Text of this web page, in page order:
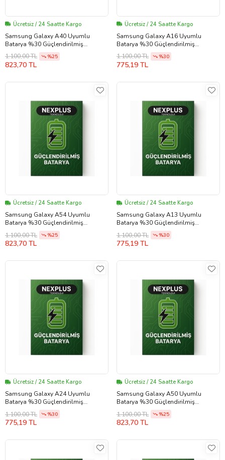
Ücretsiz / 24 Saatte Kargo
Samsung Galaxy A40 Uyumlu
Batarya %30 Güçlendirilmiş
(EBBA405ABE)
1.100,00 TL %25
823,70 TL
Ücretsiz / 24 Saatte Kargo
Samsung Galaxy A16 Uyumlu
Batarya %30 Güçlendirilmiş
(EBBA166ABY)
1.100,00 TL %30
775,19 TL
Ücretsiz / 24 Saatte Kargo
Samsung Galaxy A54 Uyumlu
Batarya %30 Güçlendirilmiş
(EBBA546ABY)
1.100,00 TL %25
823,70 TL
Ücretsiz / 24 Saatte Kargo
Samsung Galaxy A13 Uyumlu
Batarya %30 Güçlendirilmiş
(EBBA136ABY)
1.100,00 TL %30
775,19 TL
Ücretsiz / 24 Saatte Kargo
Samsung Galaxy A24 Uyumlu
Batarya %30 Güçlendirilmiş
(EBBA245ABY)
1.100,00 TL %30
775,19 TL
Ücretsiz / 24 Saatte Kargo
Samsung Galaxy A50 Uyumlu
Batarya %30 Güçlendirilmiş
(EBBA505ABU)
1.100,00 TL %25
823,70 TL